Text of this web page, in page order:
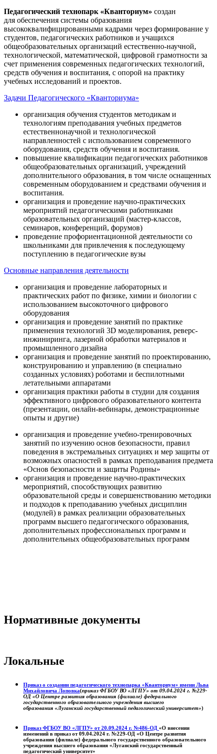
Педагогический технопарк «Кванториум» создан
для обеспечения системы образования
высококвалифицированными кадрами через формирование у
студентов, педагогических работников и учащихся
общеобразовательных организаций естественно-научной,
технологической, математической, цифровой грамотности за
счет применения современных педагогических технологий,
средств обучения и воспитания, с опорой на практику
учебных исследований и проектов.
Задачи Педагогического «Кванториума»
организация обучения студентов методикам и
технологиям преподавания учебных предметов
естественнонаучной и технологической
направленностей с использованием современного
оборудования, средств обучения и воспитания.
повышение квалификации педагогических работников
общеобразовательных организаций, учреждений
дополнительного образования, в том числе оснащенных
современным оборудованием и средствами обучения и
воспитания.
организация и проведение научно-практических
мероприятий педагогическими работниками
образовательных организаций (мастер-классов,
семинаров, конференций, форумов)
проведение профориентационной деятельности со
школьниками для привлечения к последующему
поступлению в педагогические вузы
Основные направления деятельности
организация и проведение лабораторных и
практических работ по физике, химии и биологии с
использованием высокоточного цифрового
оборудования
организация и проведение занятий по практике
применения технологий 3D моделирования, реверс-
инжиниринга, лазерной обработки материалов и
промышленного дизайна
организация и проведение занятий по проектированию,
конструированию и управлению (в специально
созданных условиях) роботами и беспилотными
летательными аппаратами
организация практики работы в студии для создания
эффективного цифрового образовательного контента
(презентации, онлайн-вебинары, демонстрационные
опыты и другие)
организация и проведение учебно-тренировочных
занятий по изучению основ безопасности, правил
поведения в экстремальных ситуациях и мер защиты от
возможных опасностей в рамках преподавания предмета
«Основ безопасности и защиты Родины»
организация и проведение научно-практических
мероприятий, способствующих развитию
образовательной среды и совершенствованию методики
и подходов к преподаванию учебных дисциплин
(модулей) в рамках реализации образовательных
программ высшего педагогического образования,
дополнительных профессиональных программ и
дополнительных общеобразовательных программ
Нормативные документы
Локальные
Приказ о создании педагогического технопарка «Кванториум» имени Льва
Михайловича Лоповка(приказ ФГБОУ ВО «ЛГПУ» от 09.04.2024 г. №229-
ОД «О Центре развития образования (филиале) федерального
государственного образовательного учреждения высшего
образования «Луганский государственный педагогический университет»)
Приказ ФГБОУ ВО «ЛГПУ» от 20.09.2024 г. №486-ОД «О внесении
изменений в приказ от 09.04.2024 г. №229-ОД «О Центре развития
образования (филиале) федерального государственного образовательного
учреждения высшего образования «Луганский государственный
педагогический университет»